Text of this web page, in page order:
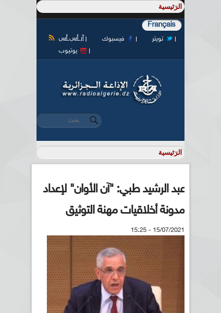
Français
آر أس أس فيسبوك
تويتر
يوتيوب
استمارة البحث
‏بحث ‏
عبد الرشيد طبي: "آن الأوان" لإعداد
مدونة أخلاقيات مهنة التوثيق
15/07/2021 - 15:25